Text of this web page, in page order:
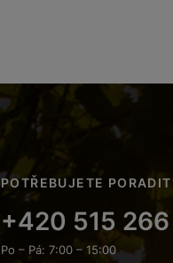
POTŘEBUJETE
+420 515
Po – Pá: 7:00 – 15:00